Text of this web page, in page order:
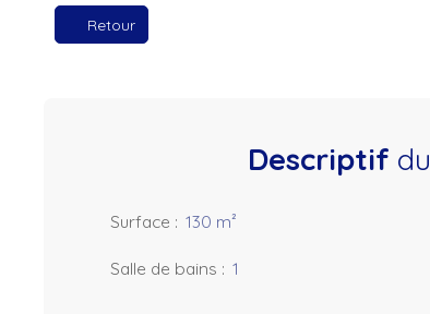
Retour
Descriptif
Surface : 130 m²
Salle de bains : 1